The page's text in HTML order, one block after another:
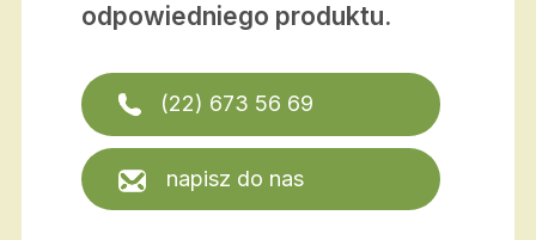
odpowiedniego produktu.
(22) 673 56 69
napisz do nas